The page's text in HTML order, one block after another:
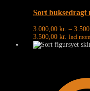
Sort buksedragt
3.000,00 kr. –
3.500,00 kr. Incl